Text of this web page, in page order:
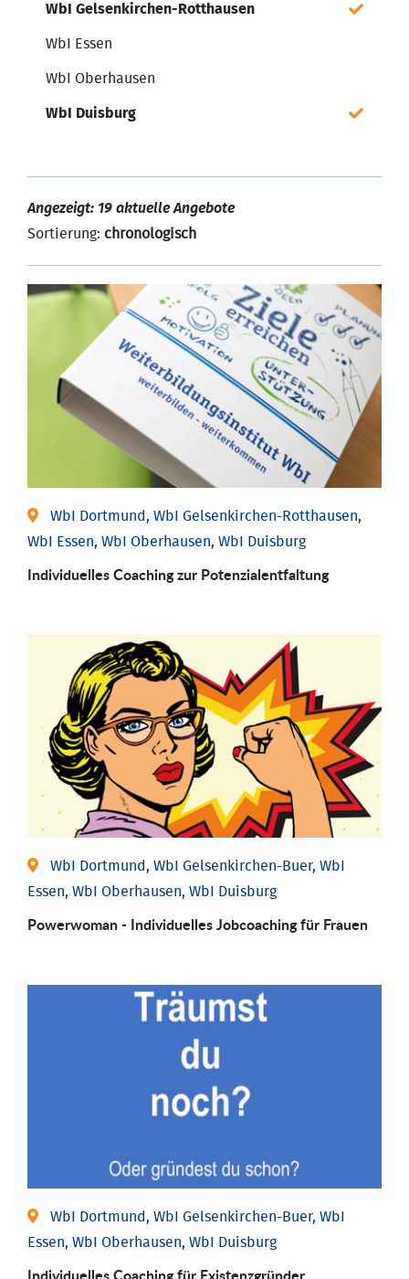
WbI Gelsenkirchen-Rotthausen
WbI Essen
WbI Oberhausen
WbI Duisburg
Angezeigt: 19 aktuelle Angebote
Sortierung: chronologisch
WbI Dortmund, WbI Gelsenkirchen-Rotthausen,
WbI Essen, WbI Oberhausen, WbI Duisburg
Individuelles Coaching zur Potenzialentfaltung
WbI Dortmund, WbI Gelsenkirchen-Buer, WbI
Essen, WbI Oberhausen, WbI Duisburg
Powerwoman - Individu­elles Job­coaching für Frauen
WbI Dortmund, WbI Gelsenkirchen-Buer, WbI
Essen, WbI Oberhausen, WbI Duisburg
Individu­elles Coaching für Existenz­gründer